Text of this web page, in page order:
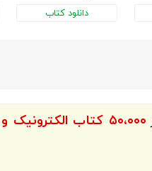
دانلود کتاب
۵۰،۰۰۰ کتاب الکترونیک و کتاب صوتی فارسی